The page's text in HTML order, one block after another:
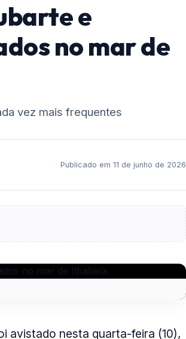
e
no mar de
vez mais frequentes
Publicado em 11 de junho de 2026
avistado nesta quarta-feira (10),